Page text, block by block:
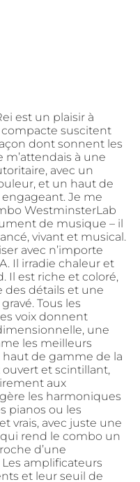
est un plaisir à
suscitent
dont sonnent les
m’attendais à une
avec un
et un haut de
Je me
WestminsterLab
de musique – il
vivant et musical.
avec n’importe
Il irradie chaleur et
Il est riche et coloré,
des détails et une
Tous les
voix donnent
une
les meilleurs
haut de gamme de la
et scintillant,
aux
les harmoniques
pianos ou les
vrais, avec juste une
rend le combo un
d’une
amplificateurs
et leur seuil de